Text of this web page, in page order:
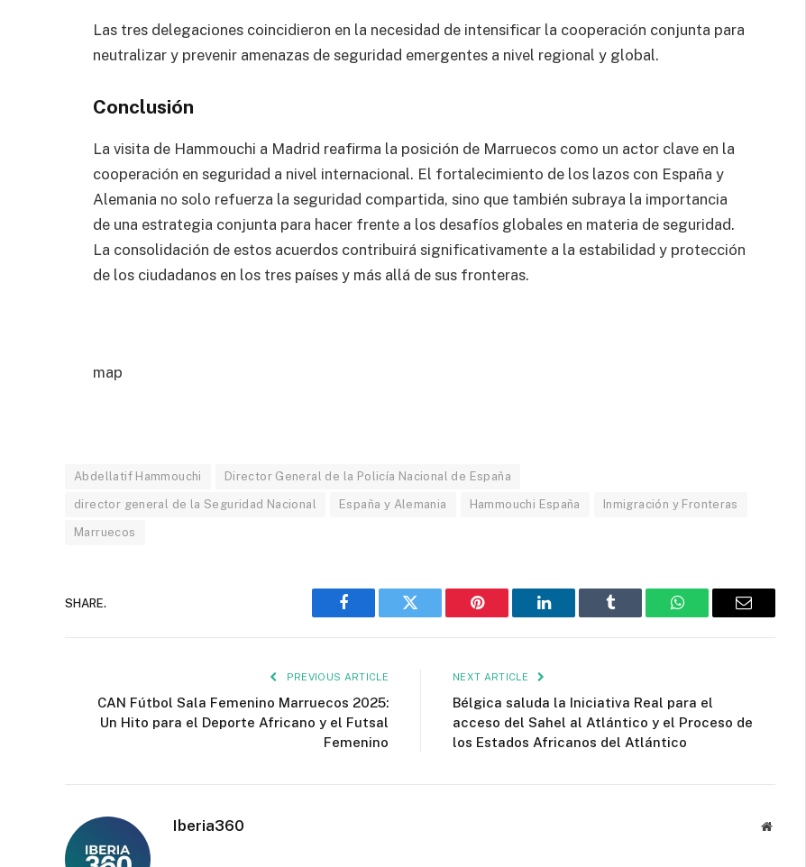
Las tres delegaciones coincidieron en la necesidad de intensificar la cooperación conjunta para
neutralizar y prevenir amenazas de seguridad emergentes a nivel regional y global.
Conclusión
La visita de Hammouchi a Madrid reafirma la posición de Marruecos como un actor clave en la
cooperación en seguridad a nivel internacional. El fortalecimiento de los lazos con España y
Alemania no solo refuerza la seguridad compartida, sino que también subraya la importancia
de una estrategia conjunta para hacer frente a los desafíos globales en materia de seguridad.
La consolidación de estos acuerdos contribuirá significativamente a la estabilidad y protección
de los ciudadanos en los tres países y más allá de sus fronteras.
map
Abdellatif Hammouchi Director General de la Policía Nacional de España
director general de la Seguridad Nacional España y Alemania Hammouchi España Inmigración y Fronteras
Marruecos
SHARE.
Facebook Twitter Pinterest LinkedIn Tumblr WhatsAppEmail
PREVIOUS ARTICLE
CAN Fútbol Sala Femenino Marruecos 2025:
Un Hito para el Deporte Africano y el Futsal
Femenino
NEXT ARTICLE
Bélgica saluda la Iniciativa Real para el
acceso del Sahel al Atlántico y el Proceso de
los Estados Africanos del Atlántico
Iberia360 Website